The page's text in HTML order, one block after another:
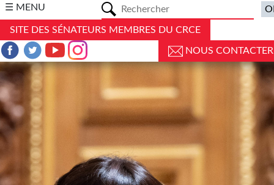
☰ MENU
SITE DES SÉNATEURS MEMBRES DU CRCE
NOUS CONTACTER